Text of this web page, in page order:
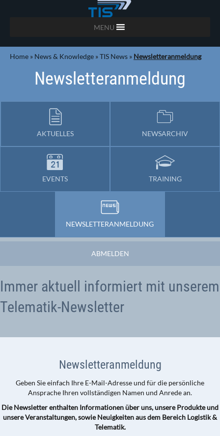
MENU
Home » News & Knowledge »TIS News » Newsletteranmeldung
Newsletteranmeldung
AKTUELLES NEWSARCHIV
EVENTS TRAINING
NEWSLETTERANMELDUNG
ABMELDEN
Immer aktuell informiert mit unserem
Telematik-Newsletter
Newsletteranmeldung
Geben Sie einfach Ihre E-Mail-Adresse und für die persönliche
Ansprache Ihren vollständigen Namen und Anrede an.
Die Newsletter enthalten Informationen über uns, unsere Produkte und
unsere Veranstaltungen, sowie Neuigkeiten aus dem Bereich Logistik &
Telematik.